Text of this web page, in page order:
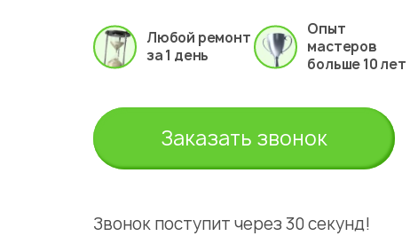
Любой ремонт
за 1 день
Опыт
мастеров
больше 10 лет
Заказать звонок
Звонок поступит через 30 секунд!